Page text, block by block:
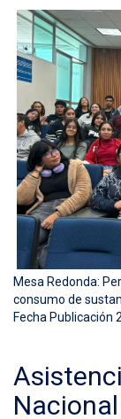
Mesa Redonda:
consumo de
Fecha Publicación